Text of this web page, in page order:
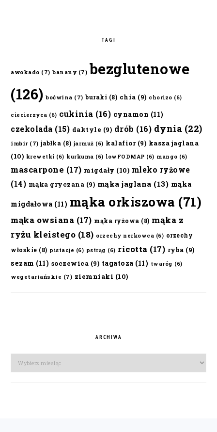
TAGI
awokado (7) banany (7) bezglutenowe
(126) boćwina (7) buraki (8) chia (9) chorizo (6)
ciecierzyca (6) cukinia (16) cynamon (11)
czekolada (15) daktyle (9) drób (16) dynia (22)
imbir (7) jabłka (8) jarmuż (6) kalafior(9) kasza jaglana
(10) krewetki (6) kurkuma (6) lowFODMAP (6) mango (6)
mascarpone (17) migdały (10) mleko ryżowe
(14) mąka gryczana (9) mąka jaglana (13) mąka
migdałowa (11) mąka orkiszowa (71)
mąka owsiana (17) mąka ryżowa (8) mąka z
ryżu kleistego (18) orzechy nerkowca (6) orzechy
włoskie (8) pistacje (6) pstrąg (6) ricotta (17) ryba (9)
sezam (11) soczewica (9) tagatoza (11) twaróg (6)
wegetariańskie (7) ziemniaki (10)
ARCHIWA
Archiwa